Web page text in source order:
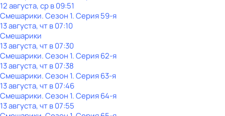
12 августа, ср в 09:51
Смешарики. Сезон 1. Серия 59-я
13 августа, чт в 07:10
Смешарики
13 августа, чт в 07:30
Смешарики. Сезон 1. Серия 62-я
13 августа, чт в 07:38
Смешарики. Сезон 1. Серия 63-я
13 августа, чт в 07:46
Смешарики. Сезон 1. Серия 64-я
13 августа, чт в 07:55